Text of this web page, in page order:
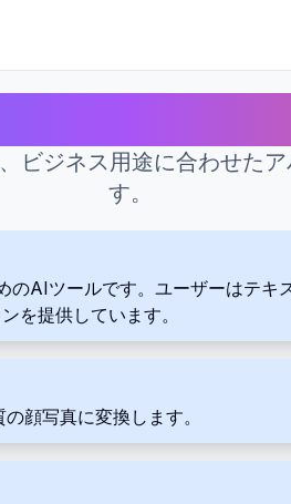
ジネス用途に合わせた
す。
AIツールです。ユーザーはテキ
を提供しています。
顔写真に変換します。